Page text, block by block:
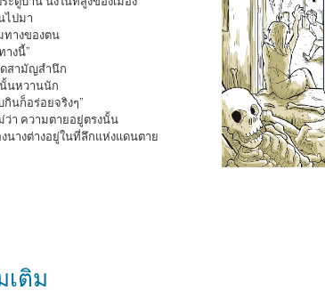
ไปมา
ทางของตน
างนี้”
สามัญสำนึก
นหวานนัก
นก็อร่อยจริงๆ”
ว่า ความตายอยู่ตรงนั้น
นางต่างอยู่ในที่ลึกแห่งแดนตาย
เติม